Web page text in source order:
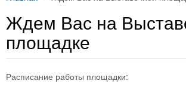
Ждем Вас на
площадке
Расписание работы площадки: